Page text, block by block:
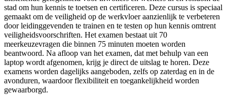
stad om hun kennis te toetsen en certificeren. Deze cursus is speciaal
gemaakt om de veiligheid op de werkvloer aanzienlijk te verbeteren
door leidinggevenden te trainen en te testen op hun kennis omtrent
veiligheidsvoorschriften. Het examen bestaat uit 70
meerkeuzevragen die binnen 75 minuten moeten worden
beantwoord. Na afloop van het examen, dat met behulp van een
laptop wordt afgenomen, krijg je direct de uitslag te horen. Deze
examens worden dagelijks aangeboden, zelfs op zaterdag en in de
avonduren, waardoor flexibiliteit en toegankelijkheid worden
gewaarborgd.